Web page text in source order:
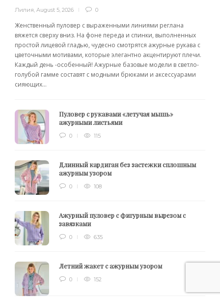
Лилия, August 5, 2026 0
Женственный пуловер с выраженными линиями реглана
вяжется сверху вниз. На фоне переда и спинки, выполненных
простой лицевой гладью, чудесно смотрятся ажурные рукава с
цветочными мотивами, которые элегантно акцентируют плечи.
Каждый день -особенный! Ажурные базовые модели в светло-
голубой гамме составят с модными брюками и аксессуарами
сияющих...
Пуловер с рукавами «летучая мышь»
ажурными листьями
0 115
Длинный кардиган без застежки сплошным
ажурным узором
0 108
Ажурный пуловер с фигурным вырезом с
завязками
0 635
Летний жакет с ажурным узором
0 152